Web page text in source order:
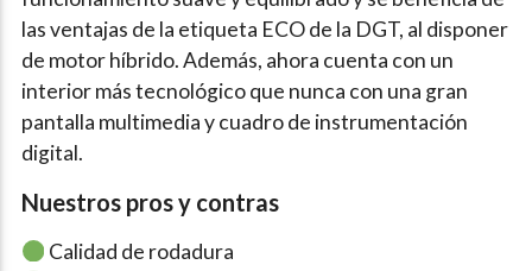
las ventajas de la etiqueta ECO de la DGT, al disponer
de motor híbrido. Además, ahora cuenta con un
interior más tecnológico que nunca con una gran
pantalla multimedia y cuadro de instrumentación
digital.
Nuestros pros y contras
Calidad de rodadura